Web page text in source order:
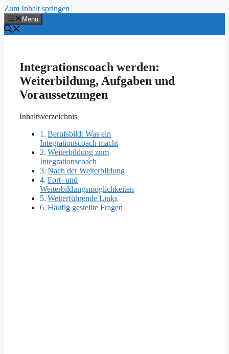
Zum Inhalt springen
Menü
Integrationscoach werden:
Weiterbildung, Aufgaben und
Voraussetzungen
Inhaltsverzeichnis
Berufsbild: Was ein
Integrationscoach macht
Weiterbildung zum
Integrationscoach
Nach der Weiterbildung
Fort- und
Weiterbildungsmöglichkeiten
Weiterführende Links
Häufig gestellte Fragen